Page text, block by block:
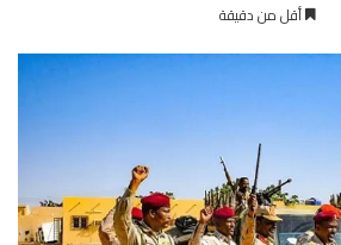
أقل من دقيقة